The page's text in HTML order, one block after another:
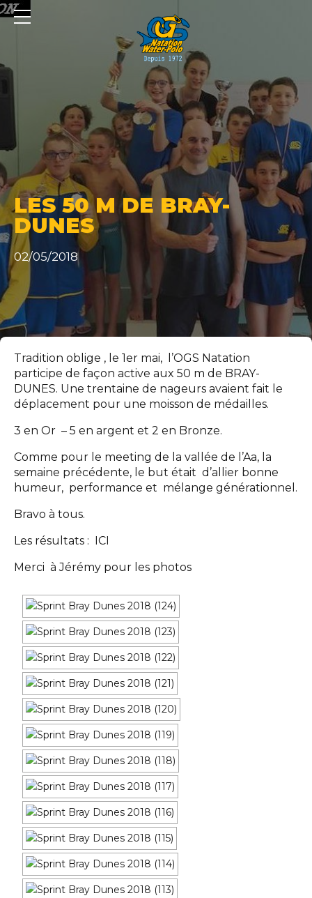
LES 50 M DE BRAY-
DUNES
02/05/2018
Tradition oblige , le 1er mai, l’OGS Natation
participe de façon active aux 50 m de BRAY-
DUNES. Une trentaine de nageurs avaient fait le
déplacement pour une moisson de médailles.
3 en Or – 5 en argent et 2 en Bronze.
Comme pour le meeting de la vallée de l’Aa, la
semaine précédente, le but était d’allier bonne
humeur, performance et mélange générationnel.
Bravo à tous.
Les résultats : ICI
Merci à Jérémy pour les photos
Panneau de gestion des cookies